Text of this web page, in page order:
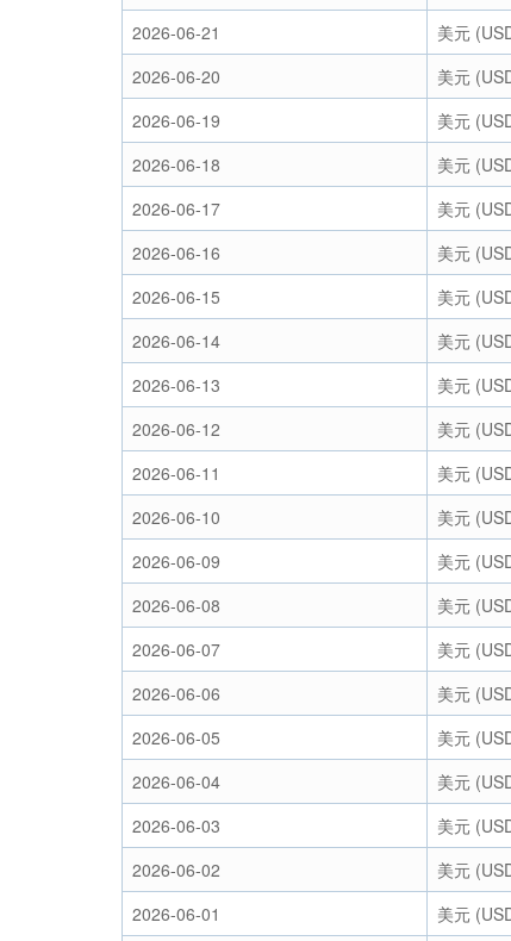
2026-06-21
美元
2026-06-20
美元
2026-06-19
美元
2026-06-18
美元
2026-06-17
美元
2026-06-16
美元
2026-06-15
美元
2026-06-14
美元
2026-06-13
美元
2026-06-12
美元
2026-06-11
美元
2026-06-10
美元
2026-06-09
美元
2026-06-08
美元
2026-06-07
美元
2026-06-06
美元
2026-06-05
美元
2026-06-04
美元
2026-06-03
美元
2026-06-02
美元
2026-06-01
美元